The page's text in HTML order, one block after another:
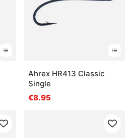
Ahrex HR413 Classic
Single
€8.95